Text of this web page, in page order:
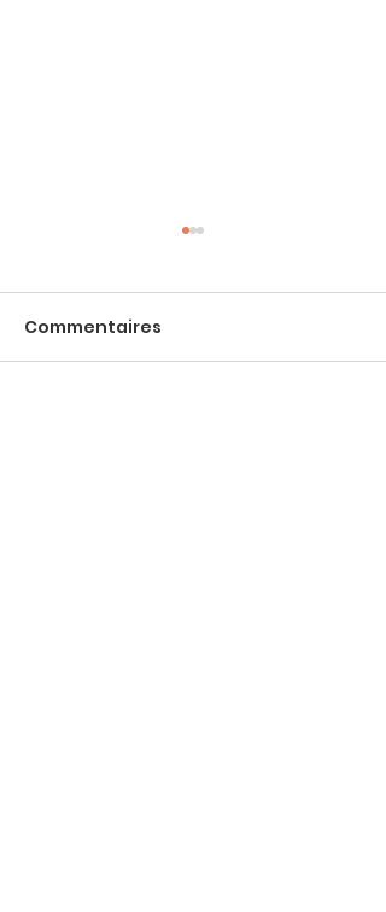
Commentaires